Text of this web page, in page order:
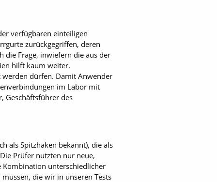
verfügbaren einteiligen
zurückgegriffen, deren
die Frage, inwiefern die aus der
hilft kaum weiter.
werden dürfen. Damit Anwender
im Labor mit
Geschäftsführer des
als Spitzhaken bekannt), die als
Prüfer nutzten nur neue,
Kombination unterschiedlicher
die wir in unseren Tests